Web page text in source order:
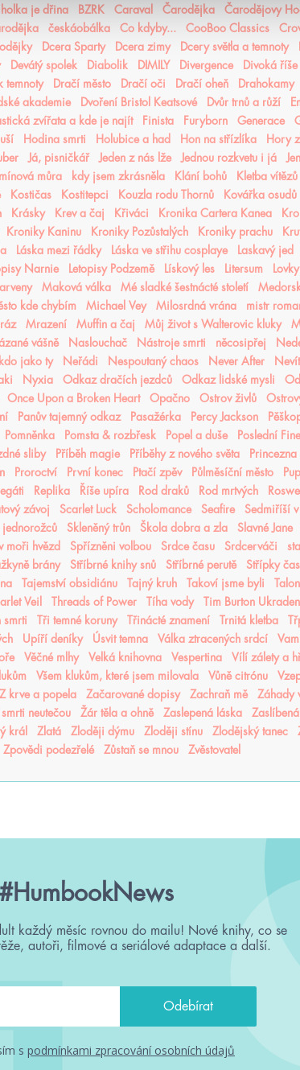
holka je dřina BZRK Caraval Čarodějka Čarodějovy
českáobálka Co kdyby... CooBoo Classics
Dcera Sparty Dcera zimy Dcery světla a temnoty
Devátý spolek Diabolik DIMILY Divergence Divoká říše
temnoty Dračí město Dračí oči Dračí oheň Drahokamy
akademie Dvoření Bristol Keatsové Dvůr trnů a růží
zvířata a kde je najít Finista Furyborn Generace
Hodina smrti Holubice a had Hon na střízlíka Hory
Já, pisničkář Jeden z nás lže Jednou rozkvetu i já
můra kdy jsem zkrásněla Klání bohů Kletba vítězů
Kostičas Kostitepci Kouzla rodu Thornů Kovářka osudů
Krásky Krev a čaj Křiváci Kronika Cartera Kanea
Kroniky Kaninu Kroniky Pozůstalých Kroniky prachu
Láska mezi řádky Láska ve střihu cosplaye Laskavý jed
Narnie Letopisy Podzemě Lískový les Litersum
Maková válka Mé sladké šestnácté století
kde chybím Michael Vey Milosrdná vrána mistr
Mrazení Muffin a čaj Můj život s Walterovic kluky
vášně Naslouchač Nástroje smrti něcosipřej
jako ty Neřádi Nespoutaný chaos Never After
Nyxia Odkaz dračích jezdců Odkaz lidské mysli
Once Upon a Broken Heart Opačno Ostrov živlů
Panův tajemný odkaz Pasažérka Percy Jackson
Pomněnka Pomsta & rozbřesk Popel a duše Poslední
sliby Příběh magie Příběhy z nového světa
Proroctví První konec Ptačí zpěv Půlměsíční město
Replika Říše upíra Rod draků Rod mrtvých
závoj Scarlet Luck Scholomance Seafire Sedmiříší
Skleněný trůn Škola dobra a zla Slavné Jane
moři hvězd Spřízněni volbou Srdce času Srdcerváči
brány Stříbrné knihy snů Stříbrné perutě Střípky
Tajemství obsidiánu Tajný kruh Takoví jsme byli Talon
Veil Threads of Power Tíha vody Tim Burton
smrti Tři temné koruny Třinácté znamení Trnitá kletba
Upíří deníky Úsvit temna Válka ztracených srdcí
Věčné mlhy Velká knihovna Vespertina Vílí zálety a
Všem klukům, které jsem milovala Vůně citrónu
Z krve a popela Začarované dopisy Zachraň mě Záhady
neutečou Žár těla a ohně Zaslepená láska Zaslíbená
král Zlatá Zloději dýmu Zloději stínu Zlodějský tanec
Zpovědi podezřelé Zůstaň se mnou Zvěstovatel
#HumbookNews
každý měsíc rovnou do mailu! Nové knihy, co se
autoři, filmové a seriálové adaptace a další.
s podmínkami zpracování osobních údajů